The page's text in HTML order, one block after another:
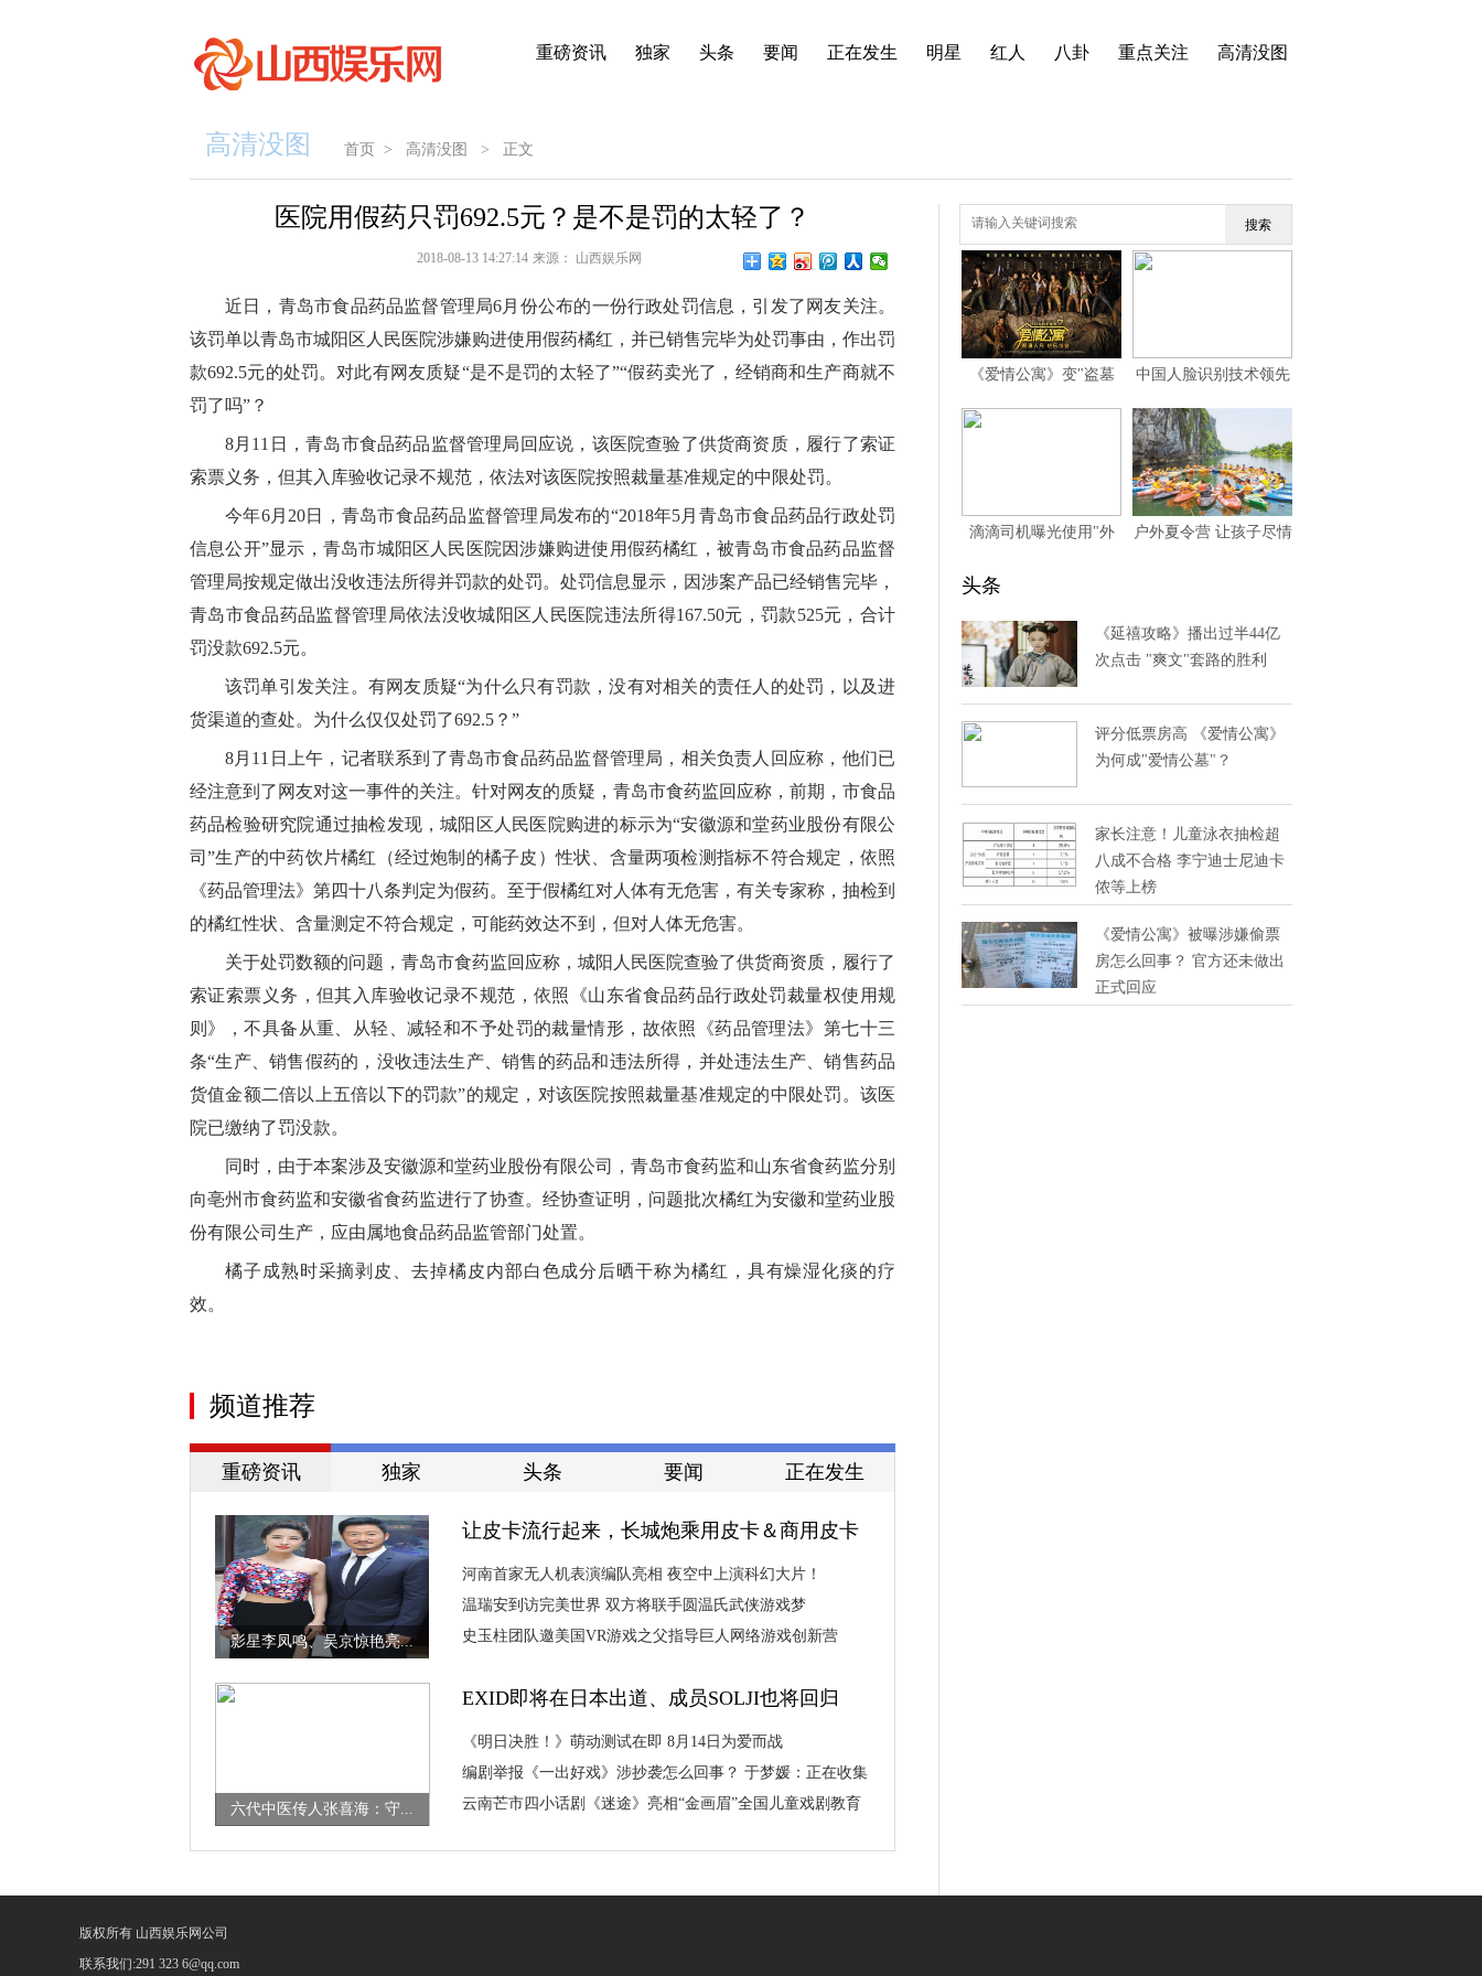
重磅资讯 独家 头条 要闻 正在发生 明星 红人 八卦 重点关注 高清没图
高清没图 首页 > 高清没图 > 正文
医院用假药只罚692.5元？是不是罚的太轻了？
2018-08-13 14:27:14 来源： 山西娱乐网
近日，青岛市食品药品监督管理局6月份公布的一份行政处罚信息，引发了网友关注。
该罚单以青岛市城阳区人民医院涉嫌购进使用假药橘红，并已销售完毕为处罚事由，作出罚
款692.5元的处罚。对此有网友质疑“是不是罚的太轻了”“假药卖光了，经销商和生产商就不
罚了吗”？
8月11日，青岛市食品药品监督管理局回应说，该医院查验了供货商资质，履行了索证
索票义务，但其入库验收记录不规范，依法对该医院按照裁量基准规定的中限处罚。
今年6月20日，青岛市食品药品监督管理局发布的“2018年5月青岛市食品药品行政处罚
信息公开”显示，青岛市城阳区人民医院因涉嫌购进使用假药橘红，被青岛市食品药品监督
管理局按规定做出没收违法所得并罚款的处罚。处罚信息显示，因涉案产品已经销售完毕，
青岛市食品药品监督管理局依法没收城阳区人民医院违法所得167.50元，罚款525元，合计
罚没款692.5元。
该罚单引发关注。有网友质疑“为什么只有罚款，没有对相关的责任人的处罚，以及进
货渠道的查处。为什么仅仅处罚了692.5？”
8月11日上午，记者联系到了青岛市食品药品监督管理局，相关负责人回应称，他们已
经注意到了网友对这一事件的关注。针对网友的质疑，青岛市食药监回应称，前期，市食品
药品检验研究院通过抽检发现，城阳区人民医院购进的标示为“安徽源和堂药业股份有限公
司”生产的中药饮片橘红（经过炮制的橘子皮）性状、含量两项检测指标不符合规定，依照
《药品管理法》第四十八条判定为假药。至于假橘红对人体有无危害，有关专家称，抽检到
的橘红性状、含量测定不符合规定，可能药效达不到，但对人体无危害。
关于处罚数额的问题，青岛市食药监回应称，城阳人民医院查验了供货商资质，履行了
索证索票义务，但其入库验收记录不规范，依照《山东省食品药品行政处罚裁量权使用规
则》，不具备从重、从轻、减轻和不予处罚的裁量情形，故依照《药品管理法》第七十三
条“生产、销售假药的，没收违法生产、销售的药品和违法所得，并处违法生产、销售药品
货值金额二倍以上五倍以下的罚款”的规定，对该医院按照裁量基准规定的中限处罚。该医
院已缴纳了罚没款。
同时，由于本案涉及安徽源和堂药业股份有限公司，青岛市食药监和山东省食药监分别
向亳州市食药监和安徽省食药监进行了协查。经协查证明，问题批次橘红为安徽和堂药业股
份有限公司生产，应由属地食品药品监管部门处置。
橘子成熟时采摘剥皮、去掉橘皮内部白色成分后晒干称为橘红，具有燥湿化痰的疗
效。
频道推荐
重磅资讯 独家 头条 要闻 正在发生
影星李凤鸣、吴京惊艳亮...
六代中医传人张喜海：守...
让皮卡流行起来，长城炮乘用皮卡＆商用皮卡
山西惊奇上市
河南首家无人机表演编队亮相 夜空中上演科幻大片！
温瑞安到访完美世界 双方将联手圆温氏武侠游戏梦
史玉柱团队邀美国VR游戏之父指导巨人网络游戏创新营
EXID即将在日本出道、成员SOLJI也将回归
《明日决胜！》萌动测试在即 8月14日为爱而战
编剧举报《一出好戏》涉抄袭怎么回事？ 于梦媛：正在收集
整理证据材料
云南芒市四小话剧《迷途》亮相“金画眉”全国儿童戏剧教育
搜索
高
美
图
《爱情公寓》变"盗墓
公寓" 观众批"挂羊头卖
中国人脸识别技术领先
世界 “刷脸时代”你
的“脸”还安全吗？
滴滴司机曝光使用"外
户外夏令营 让孩子尽情
头条
《延禧攻略》播出过半44亿
次点击 "爽文"套路的胜利
评分低票房高 《爱情公寓》
为何成"爱情公墓"？
家长注意！儿童泳衣抽检超
八成不合格 李宁迪士尼迪卡
侬等上榜
《爱情公寓》被曝涉嫌偷票
房怎么回事？ 官方还未做出
正式回应
版权所有 山西娱乐网公司
联系我们:291 323 6@qq.com